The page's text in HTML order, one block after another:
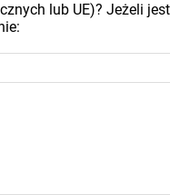
lub UE)? Jeżeli